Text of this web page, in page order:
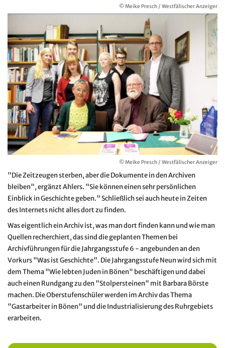
© Meike Presch / Westfälischer Anzeiger
© Meike Presch / Westfälischer Anzeiger
"Die Zeitzeugen sterben, aber die Dokumente in den Archiven
bleiben", ergänzt Ahlers. "Sie können einen sehr persönlichen
Einblick in Geschichte geben." Schließlich sei auch heute in Zeiten
des Internets nicht alles dort zu finden.
Was eigentlich ein Archiv ist, was man dort finden kann und wie man
Quellen recherchiert, das sind die geplanten Themen bei
Archivführungen für die Jahrgangsstufe 6 - angebunden an den
Vorkurs "Was ist Geschichte". Die Jahrgangsstufe Neun wird sich mit
dem Thema "Wie lebten Juden in Bönen" beschäftigen und dabei
auch einen Rundgang zu den "Stolpersteinen" mit Barbara Börste
machen. Die Oberstufenschüler werden im Archiv das Thema
"Gastarbeiter in Bönen" und die Industrialisierung des Ruhrgebiets
erarbeiten.